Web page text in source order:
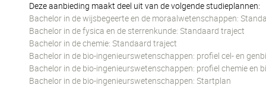
Deze aanbieding maakt deel uit van de volgende studieplannen:
Bachelor in de wijsbegeerte en de moraalwetenschappen:
Bachelor in de fysica en de sterrenkunde: Standaard traject
Bachelor in de chemie: Standaard traject
Bachelor in de bio-ingenieurswetenschappen: profiel cel- en
Bachelor in de bio-ingenieurswetenschappen: profiel chemie en
Bachelor in de bio-ingenieurswetenschappen: Startplan